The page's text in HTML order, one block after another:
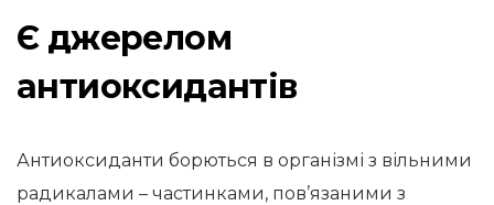
Є джерелом
антиоксидантів
Антиоксиданти борються в організмі з вільними
радикалами – частинками, пов’язаними з